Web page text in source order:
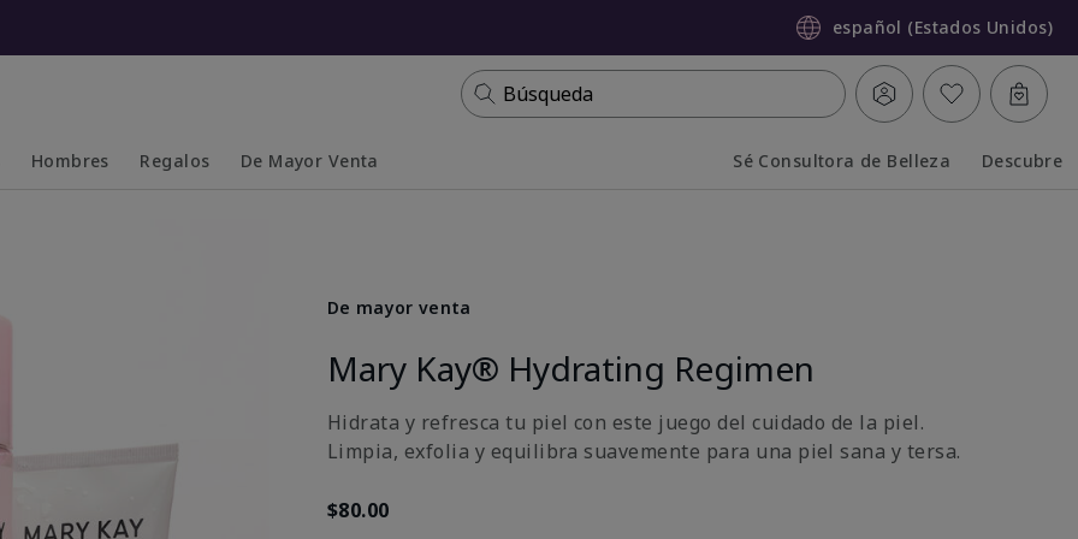
español (Estados Unidos)
Búsqueda
Hombres Regalos De Mayor Venta Sé Consultora de Belleza Descubre
De mayor venta
Mary Kay® Hydrating Regimen
Hidrata y refresca tu piel con este juego del cuidado de la piel.
Limpia, exfolia y equilibra suavemente para una piel sana y tersa.
$80.00